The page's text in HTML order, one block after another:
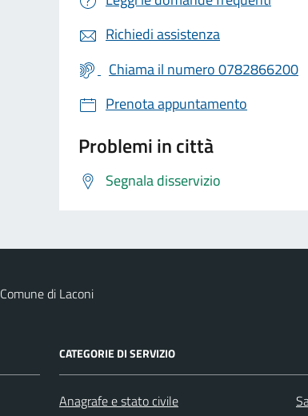
Richiedi assistenza
Chiama il numero 0782866200
Prenota appuntamento
Problemi in città
Segnala disservizio
Comune di Laconi
CATEGORIE DI SERVIZIO
Anagrafe e stato civile